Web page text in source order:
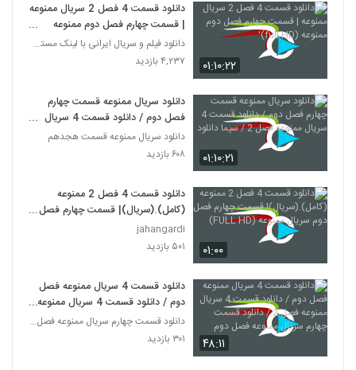
۰۱:۱۰:۲۲
دانلود قسمت 4 فصل 2 سریال ممنوعه
| قسمت چهارم فصل دوم ممنوعه
(full HD)'
دانلود فیلم و سریال ایرانی با لینک مستقیم
۴,۲۳۷ بازدید
۰۱:۱۰:۲۱
دانلود سریال ممنوعه قسمت چهارم
فصل دوم / دانلود قسمت 4 سریال
ممنوعه فصل 2 / سیما دانلود
دانلود سریال ممنوعه قسمت هجدهم
۶۰۸ بازدید
۰۱:۰۰
دانلود قسمت 4 فصل 2 ممنوعه
(کامل).(سریال)| قسمت چهارم فصل
دوم سریال ممنوعه (FULL HD)
jahangardi
۵۰۱ بازدید
۴۸:۱۱
دانلود قسمت 4 سریال ممنوعه فصل
دوم / دانلود قسمت 4 سریال ممنوعه
فصل 2 / دانلود قسمت چهارم سریال
ممنوعه فصل دوم
دانلود قسمت چهارم سریال ممنوعه فصل دوم (قسمت 17)
۳۰۱ بازدید